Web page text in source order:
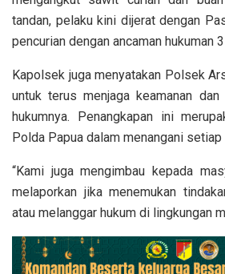
tandan, pelaku kini dijerat dengan
pencurian dengan ancaman hukuman
Kapolsek juga menyatakan Polsek
untuk terus menjaga keamanan
hukumnya. Penangkapan ini
Polda Papua dalam menangani
“Kami juga mengimbau kepada
melaporkan jika menemukan
atau melanggar hukum di lingkungan